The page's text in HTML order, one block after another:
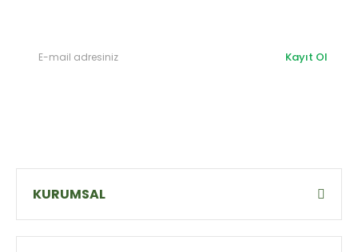
Kayıt Ol
KURUMSAL